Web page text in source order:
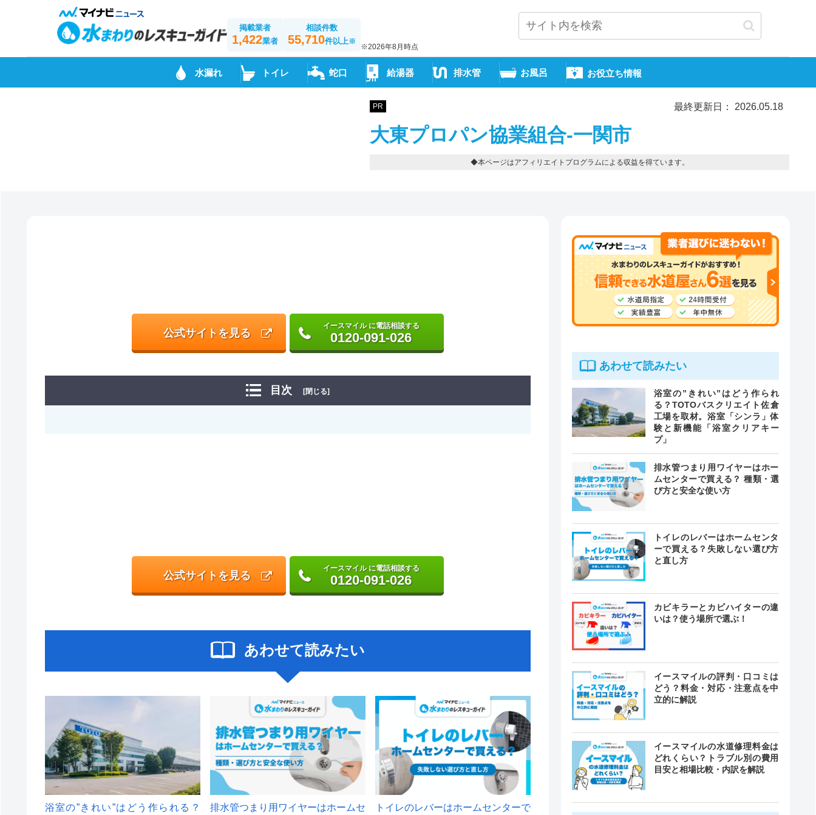
掲載業者
1,422業者
相談件数
55,710件以上※
※2026年8月時点
水漏れ トイレ 蛇口 給湯器 排水管 お風呂 お役立ち情報
PR 最終更新日： 2026.05.18
大東プロパン協業組合-一関市
◆本ページはアフィリエイトプログラムによる収益を得ています。
公式サイトを見る
イースマイル に電話相談する
0120-091-026
目次 [閉じる]
公式サイトを見る
イースマイル に電話相談する
0120-091-026
あわせて読みたい
浴室の”きれい”はどう作られる？
排水管つまり用ワイヤーはホームセ
トイレのレバーはホームセンターで
あわせて読みたい
浴室の”きれい”はどう作られ
る？TOTOバスクリエイト佐倉
工場を取材。浴室「シンラ」体
験と新機能「浴室クリアキー
プ」
排水管つまり用ワイヤーはホー
ムセンターで買える？ 種類・選
び方と安全な使い方
トイレのレバーはホームセンタ
ーで買える？失敗しない選び方
と直し方
カビキラーとカビハイターの違
いは？使う場所で選ぶ！
イースマイルの評判・口コミは
どう？料金・対応・注意点を中
立的に解説
イースマイルの水道修理料金は
どれくらい？トラブル別の費用
目安と相場比較・内訳を解説